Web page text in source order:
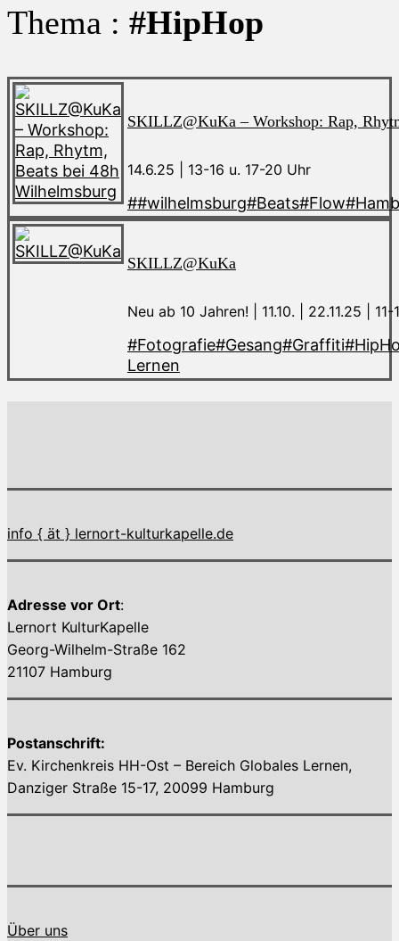
Thema : #HipHop
SKILLZ@KuKa – Workshop: Rap,
14.6.25 | 13-16 u. 17-20 Uhr
##wilhelmsburg#Beats#Flow
SKILLZ@KuKa
Neu ab 10 Jahren! | 11.10. | 22.11.25 | 11-
#Fotografie#Gesang#Graffiti
Lernen
info { ät } lernort-kulturkapelle.de
Adresse vor Ort:
Lernort KulturKapelle
Georg-Wilhelm-Straße 162
21107 Hamburg
Postanschrift:
Ev. Kirchenkreis HH-Ost – Bereich Globales Lernen,
Danziger Straße 15-17, 20099 Hamburg
Über uns